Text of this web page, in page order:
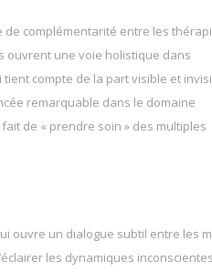
de complémentarité entre les
ouvrent une voie holistique dans
compte de la part visible et
remarquable dans le domaine
de « prendre soin » des multiples
ouvre un dialogue subtil entre les
les dynamiques